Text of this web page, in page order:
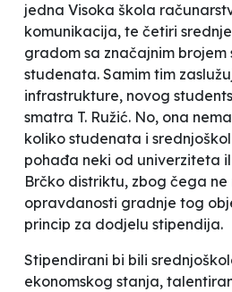
jedna Visoka škola
komunikacija, te četiri
gradom sa značajnim brojem
studenata. Samim tim
infrastrukture, novog
smatra T. Ružić. No, ona
koliko studenata i
pohađa neki od univerziteta
Brčko distriktu, zbog čega
opravdanosti gradnje tog
princip za dodjelu stipendija.
Stipendirani bi bili
ekonomskog stanja,